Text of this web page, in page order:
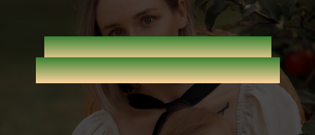
+КУРС В ПОДАРОК
+СБОРНИК ТЕКСТУР